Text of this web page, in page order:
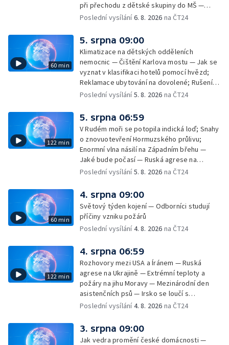
při přechodu z dětské skupiny do MŠ —
Filmové premiéry týdne — Dvě deci tuše v
rakovinu prsu
Poslední vysílání6. 8. 2026 na ČT24
60 min
5. srpna 09:00
Klimatizace na dětských odděleních
nemocnic — Čištění Karlova mostu — Jak se
vyznat v klasifikaci hotelů pomocí hvězd;
Reklamace ubytování na dovolené; Rušení
dovolené kvůli přírodním živlům; Práva
na dovolené v zahraničí; Platby a výběry na
dovolené v zahraničí — Těžba léčivé rašeliny
u Malé Morávky
Poslední vysílání5. 8. 2026 na ČT24
122 min
5. srpna 06:59
V Rudém moři se potopila indická loď; Snahy
o znovuotevření Hormuzského průlivu;
Enormní vlna násilí na Západním břehu —
Jaké bude počasí — Ruská agrese na
Ukrajině — Vliv veder na lidské orgány — Při
— Třem obcím na Brněnsku dočasně došla
pitná voda — SP v orientačním běhu v Česku
— Horko a požáry sužují Evropu — Rybářský
příměstský tábor
Poslední vysílání5. 8. 2026 na ČT24
60 min
4. srpna 09:00
Světový týden kojení — Odborníci studují
příčiny vzniku požárů
Poslední vysílání4. 8. 2026 na ČT24
122 min
4. srpna 06:59
Rozhovory mezi USA a Íránem — Ruská
agrese na Ukrajině — Extrémní teploty a
požáry na jihu Moravy — Mezinárodní den
asistenčních psů — Irsko se loučí s
hudebníkem Glenem Hansardem
Poslední vysílání4. 8. 2026 na ČT24
3. srpna 09:00
Jak vedra promění české domácnosti —